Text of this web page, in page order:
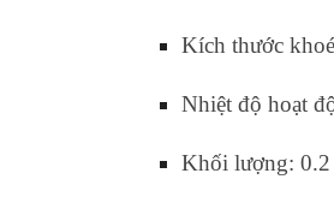
Kích thước
Nhiệt độ hoạt
Khối lượng: